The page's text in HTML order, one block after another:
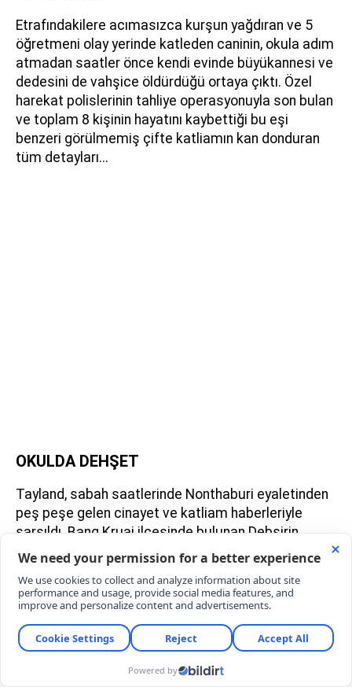
Etrafındakilere acımasızca kurşun yağdıran ve 5
öğretmeni olay yerinde katleden caninin, okula adım
atmadan saatler önce kendi evinde büyükannesi ve
dedesini de vahşice öldürdüğü ortaya çıktı. Özel
harekat polislerinin tahliye operasyonuyla son bulan
ve toplam 8 kişinin hayatını kaybettiği bu eşi
benzeri görülmemiş çifte katliamın kan donduran
tüm detayları...
OKULDA DEHŞET
Tayland, sabah saatlerinde Nonthaburi eyaletinden
peş peşe gelen cinayet ve katliam haberleriyle
sarsıldı. Bang Kruai ilçesinde bulunan Debsirin
Nonthaburi Lisesi, akılalmaz bir silahlı saldırının
hedefi oldu. Kendi okuluna çantasında bir
cephanelikle giren öğrenci, rastgele ateş açarak
eğitim yuvasını savaş alanına çevirdi. Korkunç
olayda 5 öğretmen yaşamını yitirirken, 9'u ağır
olmak üzere toplam 22 kişi yaralandı.